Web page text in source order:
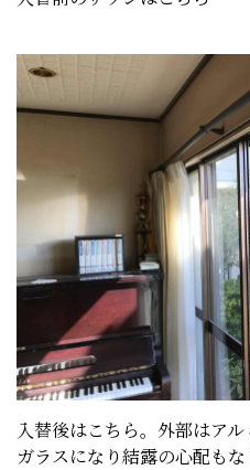
入替後はこちら。外部はア
ガラスになり結露の心配もな